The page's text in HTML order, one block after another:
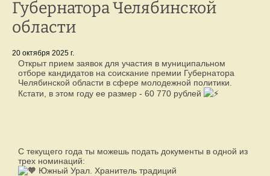
Губернатора Челябинской
области
20 октября 2025 г.
Открыт прием заявок для участия в муниципальном
отборе кандидатов на соискание премии Губернатора
Челябинской области в сфере молодежной политики.
Кстати, в этом году ее размер - 60 770 рублей
С текущего года ты можешь подать документы в одной из
трех номинаций:
Южный Урал. Хранитель традиций